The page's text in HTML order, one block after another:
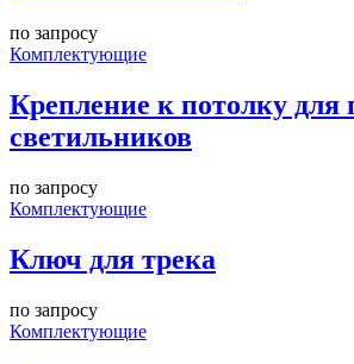
по запросу
Комплектующие
Крепление к потолку для
светильников
по запросу
Комплектующие
Ключ для трека
по запросу
Комплектующие